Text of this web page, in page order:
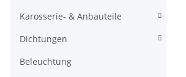
Karosserie- & Anbauteile
Dichtungen
Beleuchtung